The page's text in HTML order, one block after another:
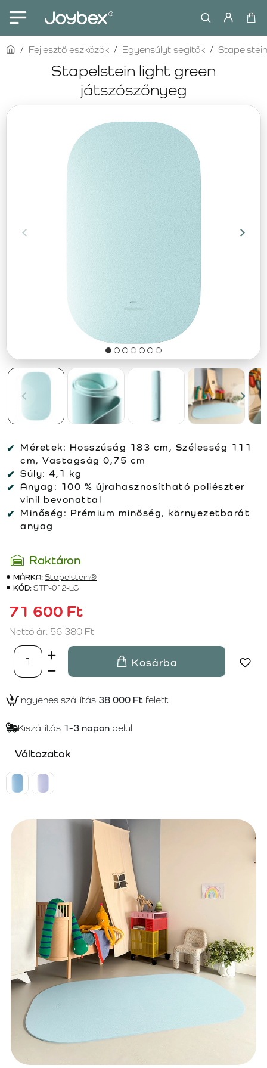
Stapelstein light green
játszószőnyeg
homeFejlesztő eszközök Egyensúlyt segítők Stapelstein
Méretek: Hosszúság 183 cm, Szélesség 111
cm, Vastagság 0,75 cm
Súly: 4,1 kg
Anyag: 100 % újrahasznosítható poliészter
vinil bevonattal
Minőség: Prémium minőség, környezetbarát
anyag
Raktáron
MÁRKA:Stapelstein®
KÓD:STP-012-LG
71 600 Ft
Nettó ár: 56 380 Ft
Kosárba
Ingyenes szállítás 38 000 Ft felett
Kiszállítás 1-3 napon belül
Változatok